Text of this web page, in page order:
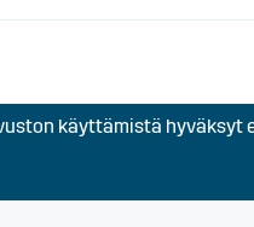
käyttämistä hyväksyt